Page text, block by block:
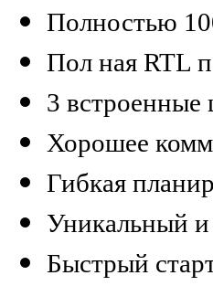
Полностью
Пол ная RTL
3 встроенные
Хорошее
Гибкая
Уникальный и
Быстрый